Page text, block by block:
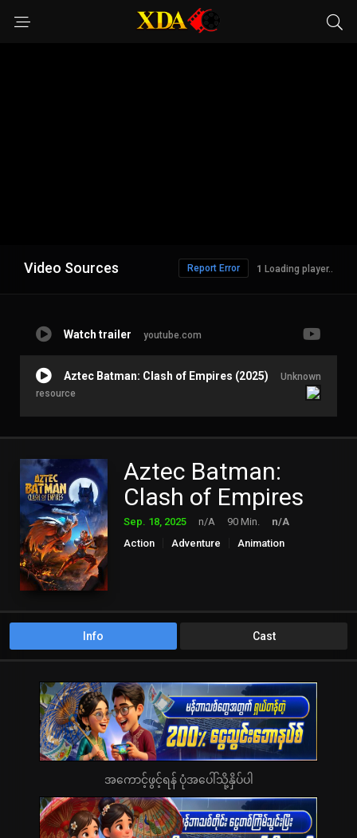
Video Sources Loading player..
Report Error
Watch trailer youtube.com
Aztec Batman: Clash of Empires (2025)
Unknown
resource
Aztec Batman:
Clash of Empires
Sep. 18, 2025 n/A 90 Min.
n/A
Action
Adventure Animation
Info Cast
အကောင့်ဖွင့်ရန် ပုံအပေါ်သို့နှိပ်ပါ